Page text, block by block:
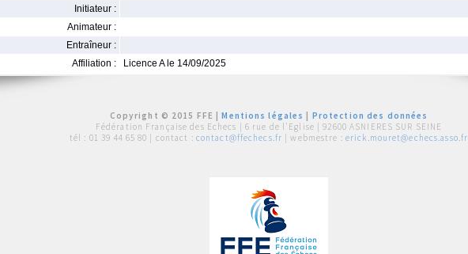
Initiateur :
Animateur :
Entraîneur :
Affiliation :
Licence A le 14/09/2025
Copyright © 2015 FFE |Mentions légales
Protection des données
Fédération Française des Echecs | 6 rue de l'Eglise | 92600 ASNIERES SUR SEINE
tél : 01 39 44 65 80 | contact : contact@ffechecs.fr | webmestre : erick.mouret@echecs.asso.fr